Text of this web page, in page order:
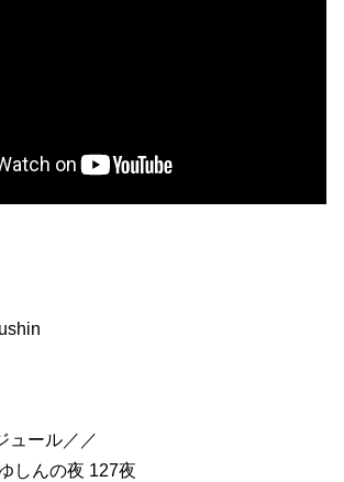
ュール／／
しんの夜 127夜